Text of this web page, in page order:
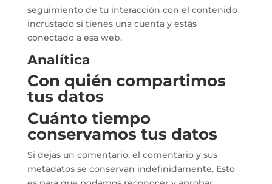
seguimiento de tu interacción con el contenido
incrustado si tienes una cuenta y estás
conectado a esa web.
Analítica
Con quién compartimos
tus datos
Cuánto tiempo
conservamos tus datos
Si dejas un comentario, el comentario y sus
metadatos se conservan indefinidamente. Esto